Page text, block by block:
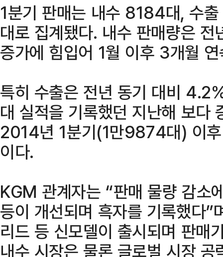
1분기 판매는 내수 8184대, 수
대로 집계됐다. 내수 판매량은
증가에 힘입어 1월 이후 3개월
특히 수출은 전년 동기 대비
대 실적을 기록했던 지난해 보다
2014년 1분기(1만9874대) 이
이다.
KGM 관계자는 “판매 물량 감소
등이 개선되며 흑자를 기록했다
리드 등 신모델이 출시되며 판매
내수 시장은 물론 글로벌 시장